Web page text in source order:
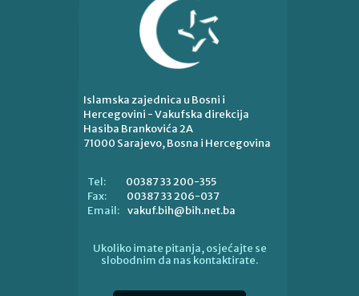
Islamska zajednica u Bosni i
Hercegovini - Vakufska direkcija
Hasiba Brankovića 2A
71000 Sarajevo, Bosna i Hercegovina
Tel:
00387 33 200-355
Fax:
00387 33 206-037
Email: vakuf.bih@bih.net.ba
Ukoliko imate pitanja, osjećajte se
slobodnim da nas kontaktirate.